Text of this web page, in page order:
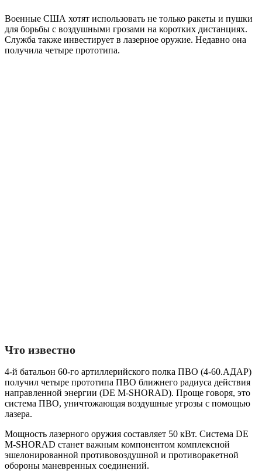
Военные США хотят использовать не только ракеты и пушки
для борьбы с воздушными грозами на коротких дистанциях.
Служба также инвестирует в лазерное оружие. Недавно она
получила четыре прототипа.
Что известно
4-й батальон 60-го артиллерийского полка ПВО (4-60.АДАР)
получил четыре прототипа ПВО ближнего радиуса действия
направленной энергии (DE M-SHORAD). Проще говоря, это
система ПВО, уничтожающая воздушные угрозы с помощью
лазера.
Мощность лазерного оружия составляет 50 кВт. Система DE
M-SHORAD станет важным компонентом комплексной
эшелонированной противовоздушной и противоракетной
обороны маневренных соединений.